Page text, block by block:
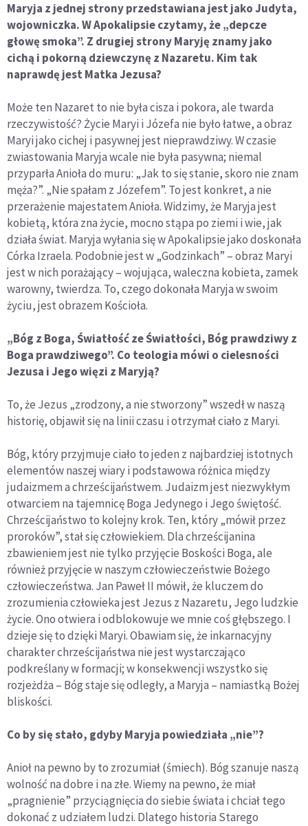
Maryja z jednej strony przedstawiana jest jako Judyta,
wojowniczka. W Apokalipsie czytamy, że „depcze
głowę smoka”. Z drugiej strony Maryję znamy jako
cichą i pokorną dziewczynę z Nazaretu. Kim tak
naprawdę jest Matka Jezusa?
Może ten Nazaret to nie była cisza i pokora, ale twarda
rzeczywistość? Życie Maryi i Józefa nie było łatwe, a obraz
Maryi jako cichej i pasywnej jest nieprawdziwy. W czasie
zwiastowania Maryja wcale nie była pasywna; niemal
przyparła Anioła do muru: „Jak to się stanie, skoro nie znam
męża?”. „Nie spałam z Józefem”. To jest konkret, a nie
przerażenie majestatem Anioła. Widzimy, że Maryja jest
kobietą, która zna życie, mocno stąpa po ziemi i wie, jak
działa świat. Maryja wyłania się w Apokalipsie jako doskonała
Córka Izraela. Podobnie jest w „Godzinkach” – obraz Maryi
jest w nich porażający – wojująca, waleczna kobieta, zamek
warowny, twierdza. To, czego dokonała Maryja w swoim
życiu, jest obrazem Kościoła.
„Bóg z Boga, Światłość ze Światłości, Bóg prawdziwy z
Boga prawdziwego”. Co teologia mówi o cielesności
Jezusa i Jego więzi z Maryją?
To, że Jezus „zrodzony, a nie stworzony” wszedł w naszą
historię, objawił się na linii czasu i otrzymał ciało z Maryi.
Bóg, który przyjmuje ciało to jeden z najbardziej istotnych
elementów naszej wiary i podstawowa różnica między
judaizmem a chrześcijaństwem. Judaizm jest niezwykłym
otwarciem na tajemnicę Boga Jedynego i Jego świętość.
Chrześcijaństwo to kolejny krok. Ten, który „mówił przez
proroków”, stał się człowiekiem. Dla chrześcijanina
zbawieniem jest nie tylko przyjęcie Boskości Boga, ale
również przyjęcie w naszym człowieczeństwie Bożego
człowieczeństwa. Jan Paweł II mówił, że kluczem do
zrozumienia człowieka jest Jezus z Nazaretu, Jego ludzkie
życie. Ono otwiera i odblokowuje we mnie coś głębszego. I
dzieje się to dzięki Maryi. Obawiam się, że inkarnacyjny
charakter chrześcijaństwa nie jest wystarczająco
podkreślany w formacji; w konsekwencji wszystko się
rozjeżdża – Bóg staje się odległy, a Maryja – namiastką Bożej
bliskości.
Co by się stało, gdyby Maryja powiedziała „nie”?
Anioł na pewno by to zrozumiał (śmiech). Bóg szanuje naszą
wolność na dobre i na złe. Wiemy na pewno, że miał
„pragnienie” przyciągnięcia do siebie świata i chciał tego
dokonać z udziałem ludzi. Dlatego historia Starego